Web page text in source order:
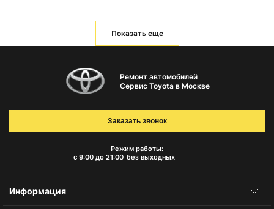
Показать еще
Ремонт автомобилей
Сервис Toyota в Москве
Режим работы:
с 9:00 до 21:00 без выходных
Заказать звонок
Информация